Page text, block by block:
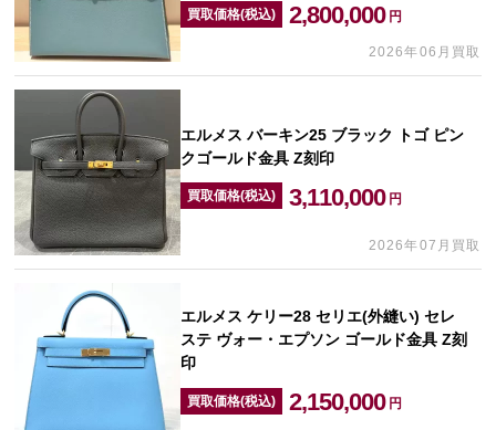
買取価格(税込) 2,800,000 円
2026年06月買取
エルメス バーキン25 ブラック トゴ ピン
クゴールド金具 Z刻印
買取価格(税込) 3,110,000 円
2026年07月買取
エルメス ケリー28 セリエ(外縫い) セレ
ステ ヴォー・エプソン ゴールド金具 Z刻
印
買取価格(税込) 2,150,000 円